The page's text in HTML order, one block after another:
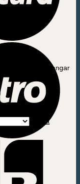
annat däck, slangar
Rensa